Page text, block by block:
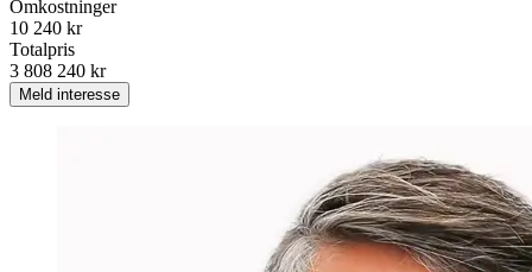
Omkostninger
10 240 kr
Totalpris
3 808 240 kr
Meld interesse